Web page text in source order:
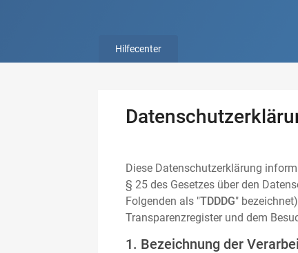
Hilfecenter
Diese Datenschutzerklärung
§ 25 des Gesetzes über den
Folgenden als "TDDDG"
Transparenzregister und dem
1. Bezeichnung der